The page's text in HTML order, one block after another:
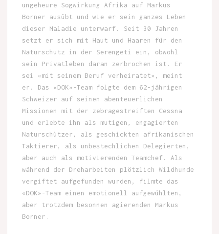
ungeheure Sogwirkung Afrika auf Markus
Borner ausübt und wie er sein ganzes Leben
dieser Maladie unterwarf. Seit 30 Jahren
setzt er sich mit Haut und Haaren für den
Naturschutz in der Serengeti ein, obwohl
sein Privatleben daran zerbrochen ist. Er
sei «mit seinem Beruf verheiratet», meint
er. Das «DOK»-Team folgte dem 62-jährigen
Schweizer auf seinen abenteuerlichen
Missionen mit der zebragestreiften Cessna
und erlebte ihn als mutigen, engagierten
Naturschützer, als geschickten afrikanischen
Taktierer, als unbestechlichen Delegierten,
aber auch als motivierenden Teamchef. Als
während der Dreharbeiten plötzlich Wildhunde
vergiftet aufgefunden wurden, filmte das
«DOK»-Team einen emotionell aufgewühlten,
aber trotzdem besonnen agierenden Markus
Borner.